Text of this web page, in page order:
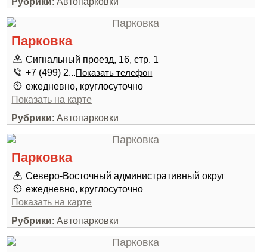
Парковка
Сигнальный проезд, 16, стр. 1
+7 (499) 2...Показать телефон
ежедневно, круглосуточно
Показать на карте
Рубрики: Автопарковки
Парковка
Северо-Восточный административный округ
ежедневно, круглосуточно
Показать на карте
Рубрики: Автопарковки